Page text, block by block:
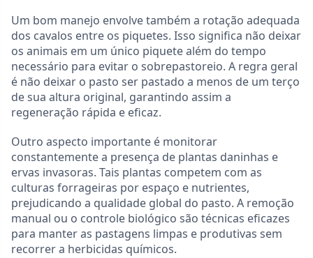
Um bom manejo envolve também a rotação adequada
dos cavalos entre os piquetes. Isso significa não deixar
os animais em um único piquete além do tempo
necessário para evitar o sobrepastoreio. A regra geral
é não deixar o pasto ser pastado a menos de um terço
de sua altura original, garantindo assim a
regeneração rápida e eficaz.
Outro aspecto importante é monitorar
constantemente a presença de plantas daninhas e
ervas invasoras. Tais plantas competem com as
culturas forrageiras por espaço e nutrientes,
prejudicando a qualidade global do pasto. A remoção
manual ou o controle biológico são técnicas eficazes
para manter as pastagens limpas e produtivas sem
recorrer a herbicidas químicos.